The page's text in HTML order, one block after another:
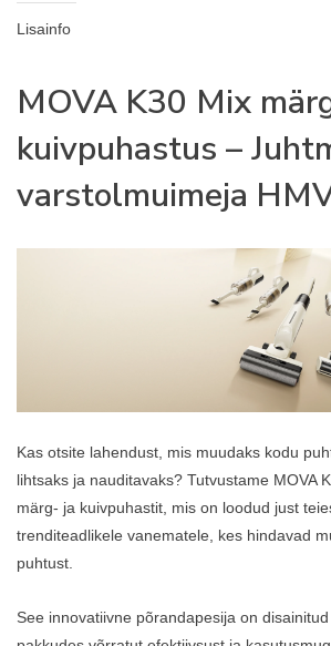
Lisainfo
MOVA K30 Mix
kuivpuhastus –
varstolmuimeja
Kas otsite lahendust, mis muudaks kodu
lihtsaks ja nauditavaks? Tutvustame MOVA
märg- ja kuivpuhastit, mis on loodud just
trenditeadlikele vanematele, kes hindavad
puhtust.
See innovatiivne põrandapesija on